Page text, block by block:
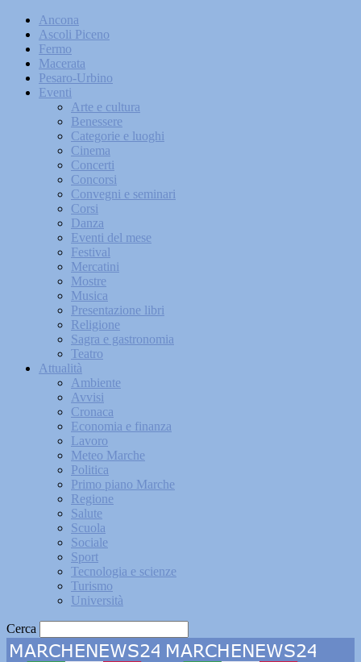
Ancona
Ascoli Piceno
Fermo
Macerata
Pesaro-Urbino
Eventi
Arte e cultura
Benessere
Categorie e luoghi
Cinema
Concerti
Concorsi
Convegni e seminari
Corsi
Danza
Eventi del mese
Festival
Mercatini
Mostre
Musica
Presentazione libri
Religione
Sagra e gastronomia
Teatro
Attualità
Ambiente
Avvisi
Cronaca
Economia e finanza
Lavoro
Meteo Marche
Politica
Primo piano Marche
Regione
Salute
Scuola
Sociale
Sport
Tecnologia e scienze
Turismo
Università
Cerca